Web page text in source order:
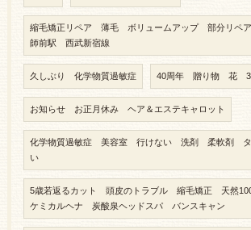
縮毛矯正リペア 薄毛 ボリュームアップ 部分リペ
師前駅 西武新宿線
久しぶり 化学物質過敏症 40周年 贈り物 花 3
お知らせ お正月休み ヘア＆エステキャロット
化学物質過敏症 美容室 行けない 洗剤 柔軟剤
い
5歳若返るカット 頭皮のトラブル 縮毛矯正 天然
ケミカルヘナ 炭酸泉ヘッドスパ バンスキャン